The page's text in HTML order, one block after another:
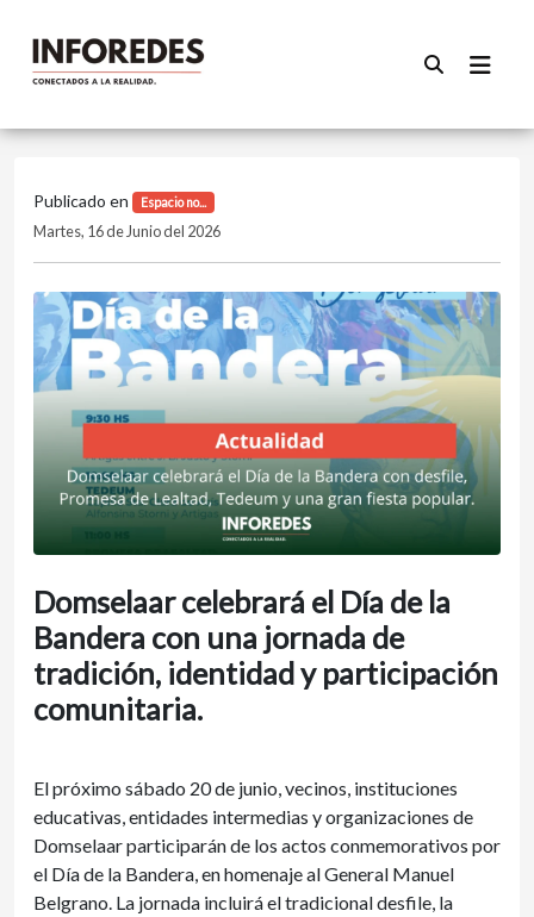
Publicado en Espacio no...
Martes, 16 de Junio del 2026
Domselaar celebrará el Día de la
Bandera con una jornada de
tradición, identidad y participación
comunitaria.
El próximo sábado 20 de junio, vecinos, instituciones
educativas, entidades intermedias y organizaciones de
Domselaar participarán de los actos conmemorativos por
el Día de la Bandera, en homenaje al General Manuel
Belgrano. La jornada incluirá el tradicional desfile, la